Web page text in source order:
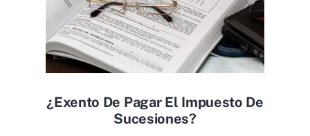
¿exento De Pagar El Impuesto De
Sucesiones?